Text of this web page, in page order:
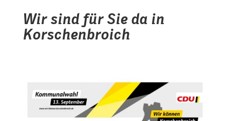
Wir sind für Sie da in
Korschenbroich